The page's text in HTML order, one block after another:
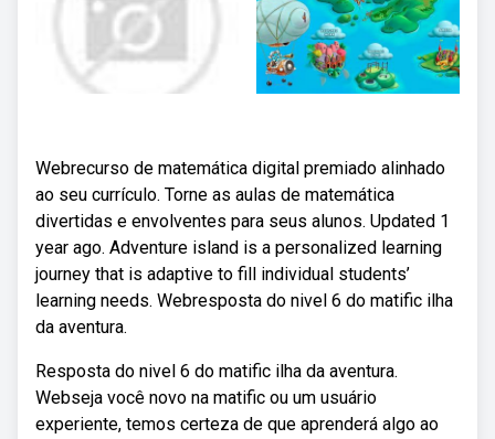
Webrecurso de matemática digital premiado alinhado
ao seu currículo. Torne as aulas de matemática
divertidas e envolventes para seus alunos. Updated 1
year ago. Adventure island is a personalized learning
journey that is adaptive to fill individual students’
learning needs. Webresposta do nivel 6 do matific ilha
da aventura.
Resposta do nivel 6 do matific ilha da aventura.
Webseja você novo na matific ou um usuário
experiente, temos certeza de que aprenderá algo ao